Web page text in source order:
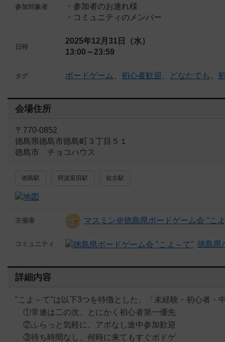
参加対象者
・参加者のお連れ様
・コミュニティのメンバー
日時
2025年12月31日（水）
13:00～23:59
タグ ボードゲーム 初心者歓迎 どなたでも
会場住所
〒770-0852
徳島県徳島市徳島町３丁目５１
徳島市 チョコハウス
徳島駅 阿波富田駅 佐古駅
主催者 マスミン＠徳島県ボードゲーム会 "こ
コミュニティ 徳島県
詳細内容
"こよ～て"は以下3つを特徴とした、「未経験・初心者・
①常連は二の次、とにかく初心者第一優先
②ふらっと気軽に、アポなし途中参加歓迎
③待ち時間なし、何時に来てもすぐボドゲ